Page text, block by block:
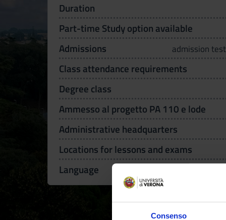
Consenso
Duration
Part-time Study option available
Admissions admission
Class attendance requirements
Degree class
Ammesso al progetto PA 110 e lode
Administrative headquarters
Locations for lessons and exams
Language